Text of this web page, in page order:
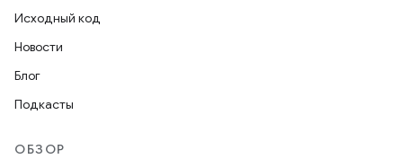
Исходный код
Новости
Блог
Подкасты
ОБЗОР